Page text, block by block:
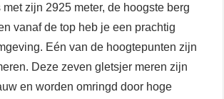
zijn 2925 meter, de hoogste berg
vanaf de top heb je een prachtig
Eén van de hoogtepunten zijn
Deze zeven gletsjer meren zijn
en worden omringd door hoge